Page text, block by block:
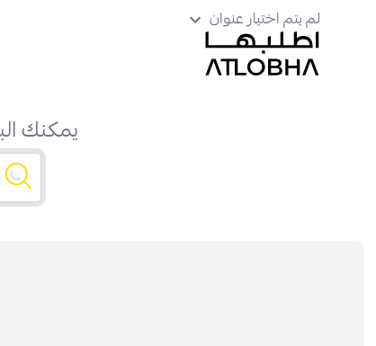
لم يتم اختيار عنوان
يمكنك